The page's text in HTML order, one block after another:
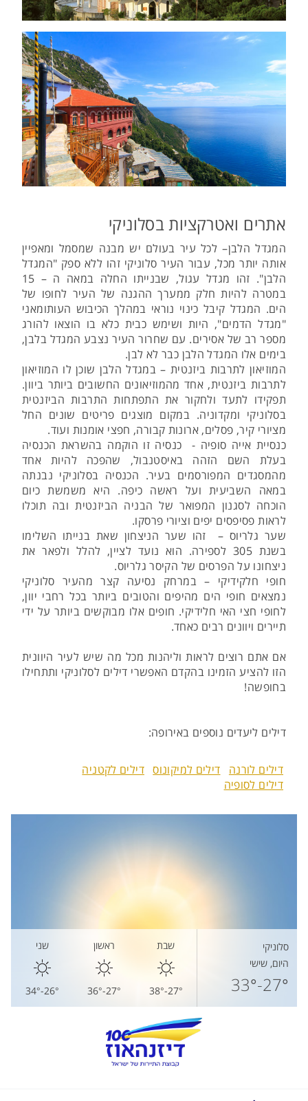
אתרים ואטרקציות בסלוניקי
המגדל הלבן– לכל עיר בעולם יש מבנה שמסמל ומאפיין
אותה יותר מכל, עבור העיר סלוניקי זהו ללא ספק "המגדל
הלבן". זהו מגדל עגול, שבנייתו החלה במאה ה – 15
במטרה להיות חלק ממערך ההגנה של העיר לחופו של
הים. המגדל קיבל כינוי נוראי במהלך הכיבוש העותומאני
"מגדל הדמים", היות ושימש כבית כלא בו הוצאו להורג
מספר רב של אסירים. עם שחרור העיר נצבע המגדל בלבן,
בימים אלו המגדל הלבן כבר לא לבן.
המוזיאון לתרבות ביזנטית – במגדל הלבן שוכן לו המוזיאון
לתרבות ביזנטית, אחד מהמוזיאונים החשובים ביותר ביוון.
תפקידו לתעד ולחקור את התפתחות התרבות הביזנטית
בסלוניקי ומקדוניה. במקום מוצגים פריטים שונים החל
מציורי קיר, פסלים, ארונות קבורה, חפצי אומנות ועוד.
כנסיית אייה סופיה - כנסיה זו הוקמה בהשראת הכנסיה
בעלת השם הזהה באיסטנבול, שהפכה להיות אחד
מהמסגדים המפורסמים בעיר. הכנסיה בסלוניקי נבנתה
במאה השביעית ועל ראשה כיפה. היא משמשת כיום
הוכחה לסגנון המפואר של הבניה הביזנטית ובה תוכלו
לראות פסיפסים יפים וציורי פרסקו.
שער גלריוס – זהו שער הניצחון שאת בנייתו השלימו
בשנת 305 לספירה. הוא נועד לציין, להלל ולפאר את
ניצחונו על הפרסים של הקיסר גלריוס.
חופי חלקידיקי – במרחק נסיעה קצר מהעיר סלוניקי
נמצאים חופי הים מהיפים והטובים ביותר בכל רחבי יוון,
לחופי חצי האי חלידיקי. חופים אלו מבוקשים ביותר על ידי
תיירים ויוונים רבים כאחד.
אם אתם רוצים לראות וליהנות מכל מה שיש לעיר היוונית
הזו להציע הזמינו בהקדם האפשרי דילים לסלוניקי ותתחילו
בחופשה!
דילים ליעדים נוספים באירופה:
דילים לורנה דילים למיקונוס דילים לקטניה
דילים לסופיה
סלוניקי
היום, שישי
27°-33°
שבת
27°-38°
ראשון
27°-36°
שני
26°-34°